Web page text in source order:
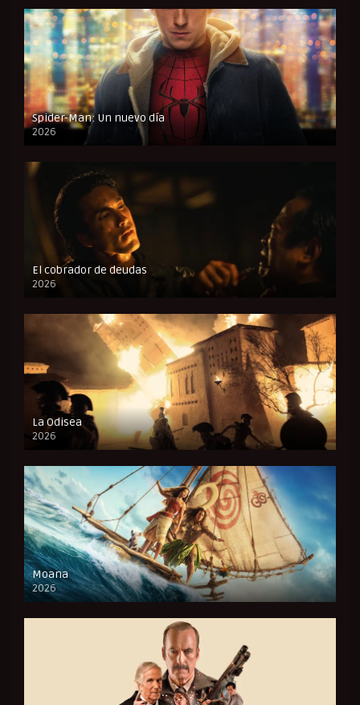
Spider-Man: Un nuevo día
2026
CAM
El cobrador de deudas
2026
FULL HD
La Odisea
2026
CAM
Moana
2026
CAM